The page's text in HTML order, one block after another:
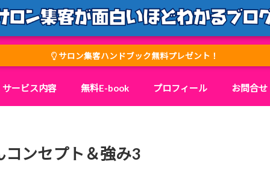
サロン集客ハンドブック無料プレゼント！
サービス内容 無料E-book プロフィール お問合せ
コンセプト＆強み3